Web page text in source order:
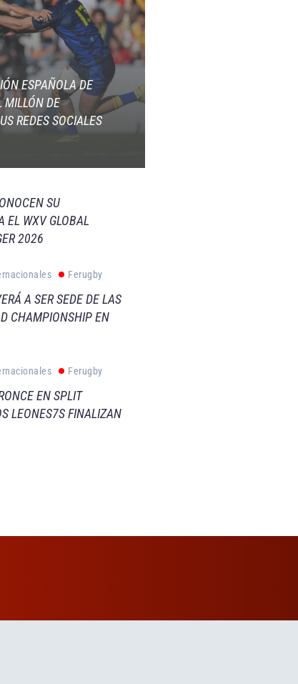
ESPAÑOLA DE
MILLÓN DE
REDES SOCIALES
SU
EL WXV GLOBAL
2026
Ferugby
A SER SEDE DE LAS
CHAMPIONSHIP EN
Ferugby
EN SPLIT
LEONES7S FINALIZAN